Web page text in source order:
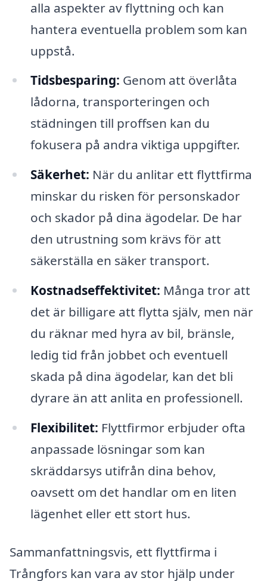
alla aspekter av flyttning och kan
hantera eventuella problem som kan
uppstå.
Tidsbesparing: Genom att överlåta
lådorna, transporteringen och
städningen till proffsen kan du
fokusera på andra viktiga uppgifter.
Säkerhet: När du anlitar ett flyttfirma
minskar du risken för personskador
och skador på dina ägodelar. De har
den utrustning som krävs för att
säkerställa en säker transport.
Kostnadseffektivitet: Många tror att
det är billigare att flytta själv, men när
du räknar med hyra av bil, bränsle,
ledig tid från jobbet och eventuell
skada på dina ägodelar, kan det bli
dyrare än att anlita en professionell.
Flexibilitet: Flyttfirmor erbjuder ofta
anpassade lösningar som kan
skräddarsys utifrån dina behov,
oavsett om det handlar om en liten
lägenhet eller ett stort hus.
Sammanfattningsvis, ett flyttfirma i
Trångfors kan vara av stor hjälp under